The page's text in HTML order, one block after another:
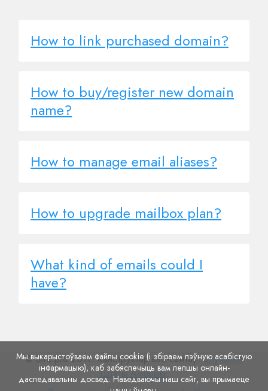
How to link purchased domain?
How to buy/register new domain
name?
How to manage email aliases?
How to upgrade mailbox plan?
What kind of emails could I
have?
© Site.pro 2011. Канструктар вэб-сайтаў.Злучаныя
Штаты Амерыкі.
Мы выкарыстоўваем файлы cookie (і збіраем пэўную асабістую
інфармацыю), каб забяспечыць вам лепшы онлайн-
даследавальны досвед. Наведваючы наш сайт, вы прымаеце